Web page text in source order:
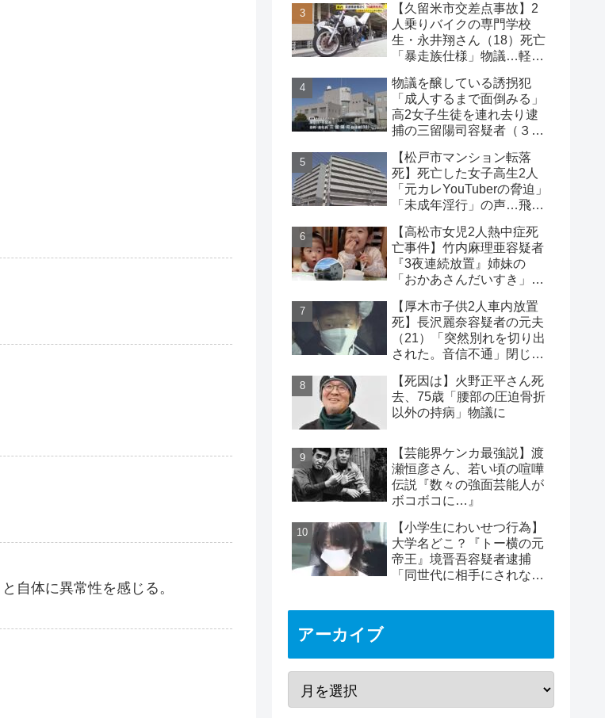
自体に異常性を感じる。
な事件
【久留米市交差点事故】2
人乗りバイクの専門学校
生・永井翔さん（18）死亡
「暴走族仕様」物議…軽自
物議を醸している誘拐犯
「成人するまで面倒みる」
高2女子生徒を連れ去り逮
捕の三留陽司容疑者（３
県】
【松戸市マンション転落
死】死亡した女子高生2人
「元カレYouTuberの脅迫」
「未成年淫行」の声…飛び
【高松市女児2人熱中症死
亡事件】竹内麻理亜容疑者
『3夜連続放置』姉妹の
「おかあさんだいすき」折
論
【厚木市子供2人車内放置
死】長沢麗奈容疑者の元夫
（21）「突然別れを切り出
された。音信不通」閉じ込
【死因は】火野正平さん死
去、75歳「腰部の圧迫骨折
以外の持病」物議に
【芸能界ケンカ最強説】渡
瀬恒彦さん、若い頃の喧嘩
伝説『数々の強面芸能人が
ボコボコに…』
【小学生にわいせつ行為】
大学名どこ？『トー横の元
帝王』境晋吾容疑者逮捕
「同世代に相手にされない
アーカイブ